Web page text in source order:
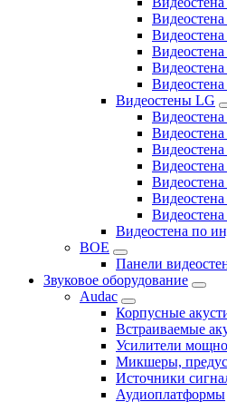
Видеостена
Видеостены LG
Видеостена
Видеостена
Видеостена по
BOE
Панели
Звуковое оборудование
Audac
Корпусные
Встраиваемые
Усилители
Микшеры,
Источники
Аудиоплатформы